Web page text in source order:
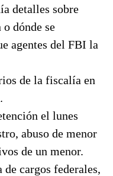
detalles sobre
dónde se
agentes del FBI la
de la fiscalía en
el lunes
abuso de menor
de un menor.
de cargos federales,